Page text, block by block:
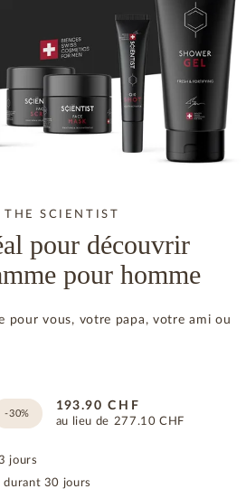
THE SCIENTIST
pour découvrir
pour homme
pour vous, votre papa, votre ami ou
-30%
193.90 CHF
au lieu de 277.10 CHF
jours
durant 30 jours